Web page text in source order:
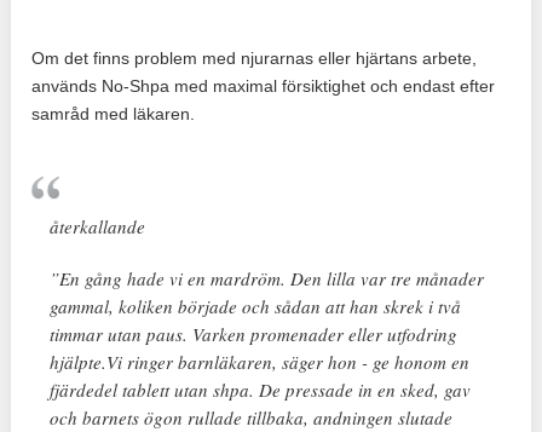
Om det finns problem med njurarnas eller hjärtans arbete,
används No-Shpa med maximal försiktighet och endast efter
samråd med läkaren.
återkallande
”En gång hade vi en mardröm. Den lilla var tre månader
gammal, koliken började och sådan att han skrek i två
timmar utan paus. Varken promenader eller utfodring
hjälpte.Vi ringer barnläkaren, säger hon - ge honom en
fjärdedel tablett utan shpa. De pressade in en sked, gav
och barnets ögon rullade tillbaka, andningen slutade